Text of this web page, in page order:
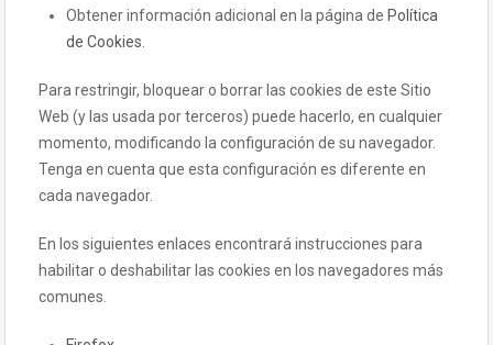
Obtener información adicional en la página de Política
de Cookies
Para restringir, bloquear o borrar las cookies de este Sitio
Web (y las usada por terceros) puede hacerlo, en cualquier
momento, modificando la configuración de su navegador.
Tenga en cuenta que esta configuración es diferente en
cada navegador.
En los siguientes enlaces encontrará instrucciones para
habilitar o deshabilitar las cookies en los navegadores más
comunes.